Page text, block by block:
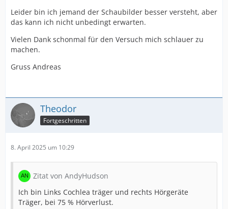
Leider bin ich jemand der Schaubilder besser versteht, aber
das kann ich nicht unbedingt erwarten.
Vielen Dank schonmal für den Versuch mich schlauer zu
machen.
Gruss Andreas
Theodor
Fortgeschritten
8. April 2025 um 10:29
Zitat von AndyHudson
Ich bin Links Cochlea träger und rechts Hörgeräte
Träger, bei 75 % Hörverlust.